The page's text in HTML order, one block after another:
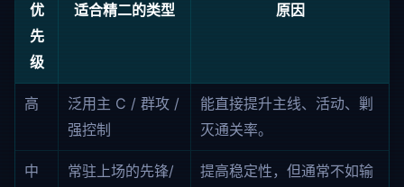
优
先
级
适合精二的类型 原因
高
泛用主 C / 群攻 /
强控制
能直接提升主线、活动、剿
灭通关率。
中
常驻上场的先锋/
提高稳定性，但通常不如输